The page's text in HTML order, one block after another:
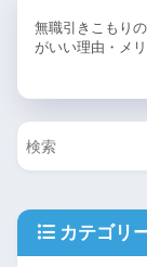
無職引きこもり
がいい理由・メ
カテゴリ